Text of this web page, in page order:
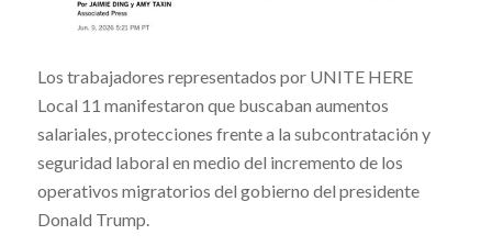
Los trabajadores representados por UNITE HERE
Local 11 manifestaron que buscaban aumentos
salariales, protecciones frente a la subcontratación y
seguridad laboral en medio del incremento de los
operativos migratorios del gobierno del presidente
Donald Trump.